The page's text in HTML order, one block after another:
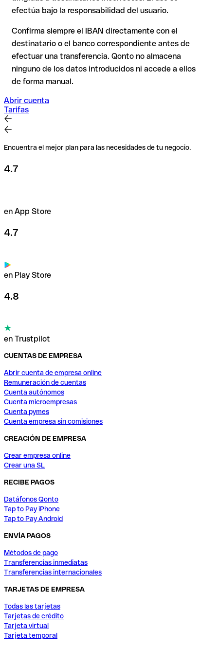
Recomendación: Verifica cada IBAN antes de una
transferencia con nuestro IBAN Checker gratuito y, en caso
de duda, confírmalo directamente con el destinatario. Esta
precaución es especialmente importante con importes
elevados o nuevas relaciones comerciales.
efectúa bajo la responsabilidad del usuario.
Confirma siempre el IBAN directamente con el
destinatario o el banco correspondiente antes de
efectuar una transferencia. Qonto no almacena
ninguno de los datos introducidos ni accede a ellos
de forma manual.
Abrir cuenta
Tarifas
Encuentra el mejor plan para las necesidades de tu negocio.
4.7
en App Store
4.7
en Play Store
4.8
en Trustpilot
CUENTAS DE EMPRESA
Abrir cuenta de empresa online
Remuneración de cuentas
Cuenta autónomos
Cuenta microempresas
Cuenta pymes
Cuenta empresa sin comisiones
CREACIÓN DE EMPRESA
Crear empresa online
Crear una SL
RECIBE PAGOS
Datáfonos Qonto
Tap to Pay iPhone
Tap to Pay Android
ENVÍA PAGOS
Métodos de pago
Transferencias inmediatas
Transferencias internacionales
TARJETAS DE EMPRESA
Todas las tarjetas
Tarjetas de crédito
Tarjeta virtual
Tarjeta temporal